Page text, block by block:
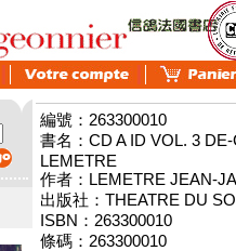
編號：263300010
書名：CD A ID VOL. 3
LEMETRE
作者：LEMETRE JEAN-
出版社：THEATRE DU
ISBN：263300010
條碼：263300010